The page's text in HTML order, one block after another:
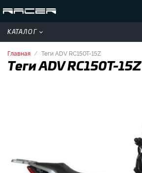
КАТАЛОГ
Главная Теги ADV RC150T-15Z
Теги ADV RC150T-15Z